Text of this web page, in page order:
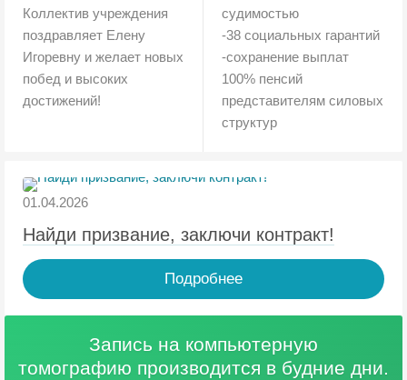
Коллектив учреждения
поздравляет Елену
Игоревну и желает новых
побед и высоких
достижений!
судимостью
-38 социальных гарантий
-сохранение выплат
100% пенсий
представителям силовых
структур
01.04.2026
Найди призвание, заключи контракт!
Подробнее
Запись на компьютерную
томографию производится в будние дни.